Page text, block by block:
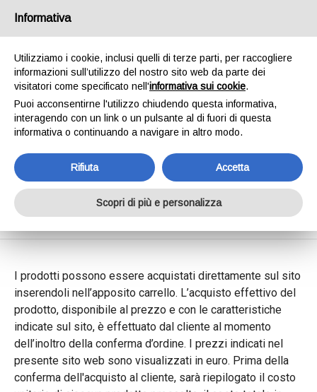
SPEDIAMO IN 24/48H - SPEDIZIONI GRATUITE
INVIA MESSAGGIO
Condizioni Di Vendita
Home Condizioni Di Vendita
I prodotti possono essere acquistati direttamente sul sito
inserendoli nell’apposito carrello. L’acquisto effettivo del
prodotto, disponibile al prezzo e con le caratteristiche
indicate sul sito, è effettuato dal cliente al momento
dell’inoltro della conferma d’ordine. I prezzi indicati nel
presente sito web sono visualizzati in euro. Prima della
conferma dell'acquisto al cliente, sarà riepilogato il costo
Informativa
Utilizziamo i cookie, inclusi quelli di terze parti, per raccogliere
informazioni sull’utilizzo del nostro sito web da parte dei
visitatori come specificato nell'informativa sui cookie.
Puoi acconsentirne l'utilizzo chiudendo questa informativa,
interagendo con un link o un pulsante al di fuori di questa
informativa o continuando a navigare in altro modo.
Rifiuta Accetta
Scopri di più e personalizza